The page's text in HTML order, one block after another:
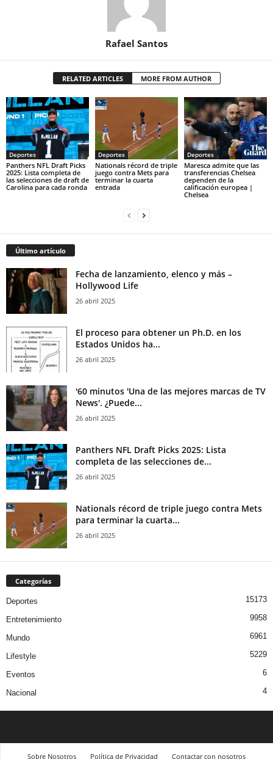
Rafael Santos
RELATED ARTICLES MORE FROM AUTHOR
Deportes
Panthers NFL Draft Picks
2025: Lista completa de
las selecciones de draft de
Carolina para cada ronda
Deportes
Nationals récord de triple
juego contra Mets para
terminar la cuarta
entrada
Deportes
Maresca admite que las
transferencias Chelsea
dependen de la
calificación europea |
Chelsea
Último artículo
Fecha de lanzamiento, elenco y más –
Hollywood Life
26 abril 2025
El proceso para obtener un Ph.D. en los
Estados Unidos ha...
26 abril 2025
'60 minutos 'Una de las mejores marcas de TV
News'. ¿Puede...
26 abril 2025
Panthers NFL Draft Picks 2025: Lista
completa de las selecciones de...
26 abril 2025
Nationals récord de triple juego contra Mets
para terminar la cuarta...
26 abril 2025
Categorías
Deportes 15173
Entretenimiento 9958
Mundo 6961
Lifestyle 5229
Eventos 6
Nacional 4
Sobre Nosotros Política de Privacidad Contactar con nosotros